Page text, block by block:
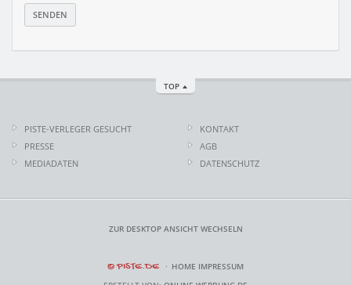
TOP
PISTE-VERLEGER GESUCHT
PRESSE
MEDIADATEN
KONTAKT
AGB
DATENSCHUTZ
ZUR DESKTOP ANSICHT WECHSELN
© PISTE.DE HOME IMPRESSUM